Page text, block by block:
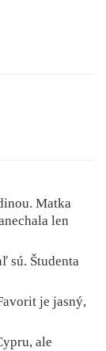
Matka
len
sú. Študenta
je jasný,
ale